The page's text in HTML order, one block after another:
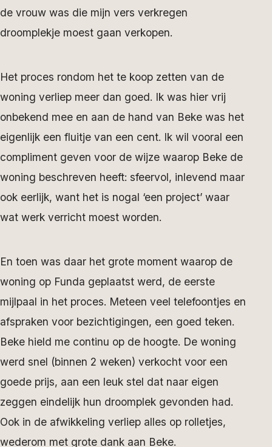
de vrouw was die mijn vers verkregen
droomplekje moest gaan verkopen.
Het proces rondom het te koop zetten van de
woning verliep meer dan goed. Ik was hier vrij
onbekend mee en aan de hand van Beke was het
eigenlijk een fluitje van een cent. Ik wil vooral een
compliment geven voor de wijze waarop Beke de
woning beschreven heeft: sfeervol, inlevend maar
ook eerlijk, want het is nogal ‘een project’ waar
wat werk verricht moest worden.
En toen was daar het grote moment waarop de
woning op Funda geplaatst werd, de eerste
mijlpaal in het proces. Meteen veel telefoontjes en
afspraken voor bezichtigingen, een goed teken.
Beke hield me continu op de hoogte. De woning
werd snel (binnen 2 weken) verkocht voor een
goede prijs, aan een leuk stel dat naar eigen
zeggen eindelijk hun droomplek gevonden had.
Ook in de afwikkeling verliep alles op rolletjes,
wederom met grote dank aan Beke.